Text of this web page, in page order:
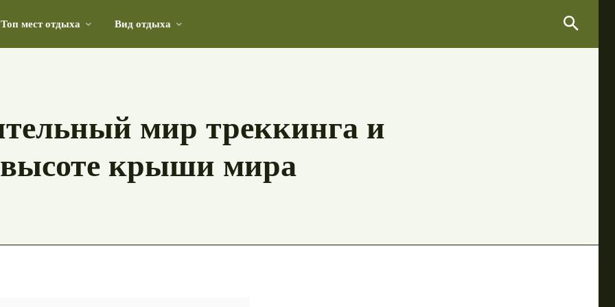
Топ мест отдыха Вид отдыха
мир треккинга и
крыши мира